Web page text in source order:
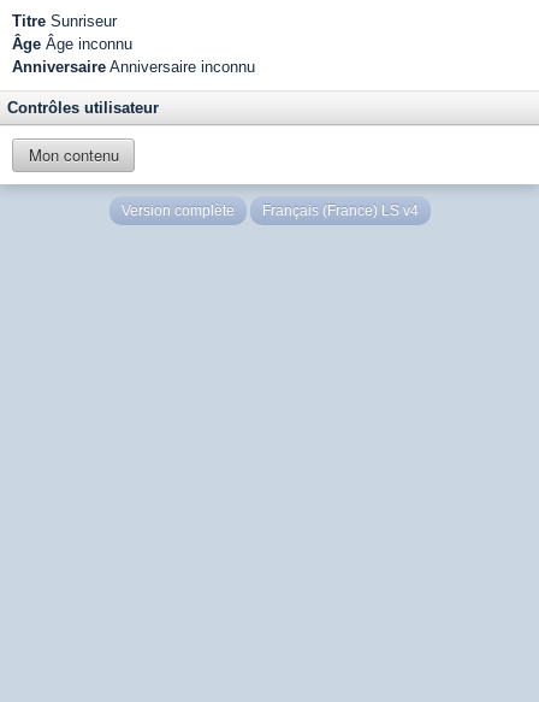
Titre Sunriseur
Âge Âge inconnu
Anniversaire Anniversaire inconnu
Contrôles utilisateur
Mon contenu
Version complète Français (France) LS v4